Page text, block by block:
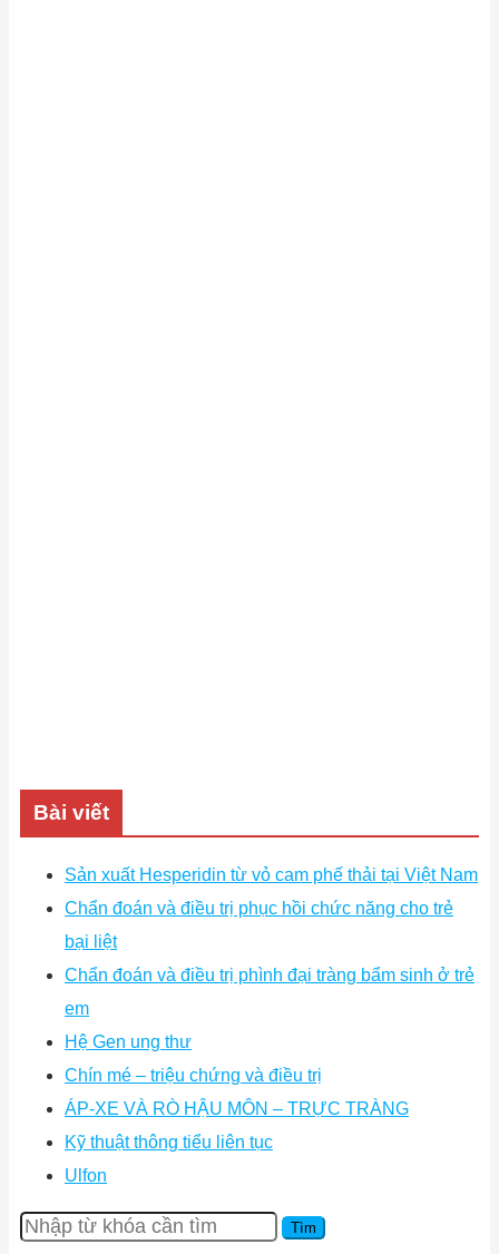
Bài viết
Sản xuất Hesperidin từ vỏ cam phế thải tại Việt Nam
Chẩn đoán và điều trị phục hồi chức năng cho trẻ
bại liệt
Chẩn đoán và điều trị phình đại tràng bẩm sinh ở trẻ
em
Hệ Gen ung thư
Chín mé – triệu chứng và điều trị
ÁP-XE VÀ RÒ HẬU MÔN – TRỰC TRÀNG
Kỹ thuật thông tiểu liên tục
Ulfon